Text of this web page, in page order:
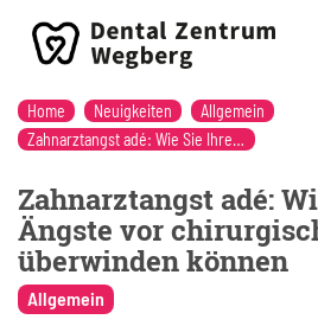
Home Neuigkeiten
Allgemein
Zahnarztangst adé: Wie Sie Ihre Ängste vor chirurgischen Eingriffen überwinden können
Zahnarztangst adé:
Ängste vor
überwinden können
Allgemein